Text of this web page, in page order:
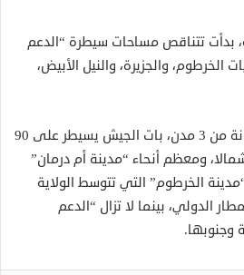
بدأت تتناقص مساحات سيطرة “الدعم
الخرطوم، والجزيرة، والنيل الأبيض،
وفي ولاية الخرطوم المكونة من 3 مدن، بات الجيش يسيطر على 90
ومعظم أنحاء “مدينة أم درمان”
عمق “مدينة الخرطوم” التي تتوسط الولاية
الدولي، بينما لا تزال “الدعم
وجنوبها.